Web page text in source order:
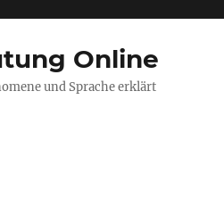
Online
und Sprache erklärt